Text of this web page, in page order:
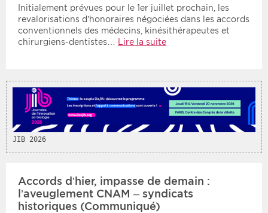
Initialement prévues pour le 1er juillet prochain, les
revalorisations d’honoraires négociées dans les accords
conventionnels des médecins, kinésithérapeutes et
chirurgiens-dentistes… Lire la suite
JIB 2026
Accords d’hier, impasse de demain :
l’aveuglement CNAM – syndicats
historiques (Communiqué)